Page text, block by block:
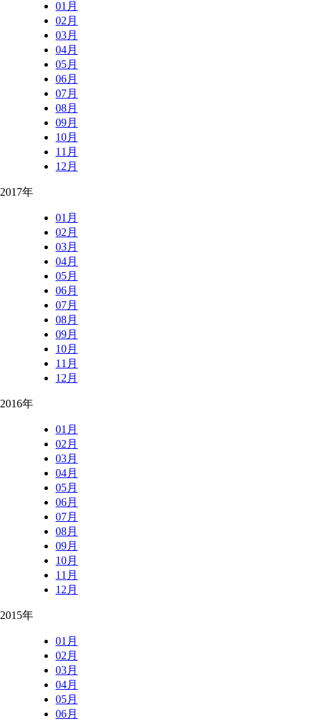
01月
02月
03月
04月
05月
06月
07月
08月
09月
10月
11月
12月
2017年
01月
02月
03月
04月
05月
06月
07月
08月
09月
10月
11月
12月
2016年
01月
02月
03月
04月
05月
06月
07月
08月
09月
10月
11月
12月
2015年
01月
02月
03月
04月
05月
06月